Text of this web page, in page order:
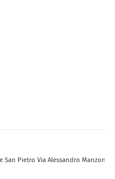
Pietro Via Alessandro Manzoni